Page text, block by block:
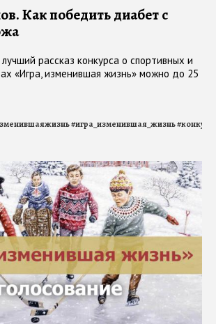
Как победить диабет с
рассказ конкурса о спортивных и
«Игра, изменившая жизнь» можно до 25
#игра_изменившая_жизнь#